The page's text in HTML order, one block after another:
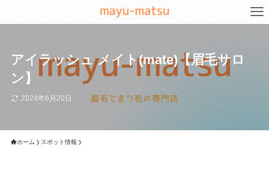
アイラッシュ メイト(mate)【眉毛サロ
ン】
2024年6月20日
ホーム スポット情報